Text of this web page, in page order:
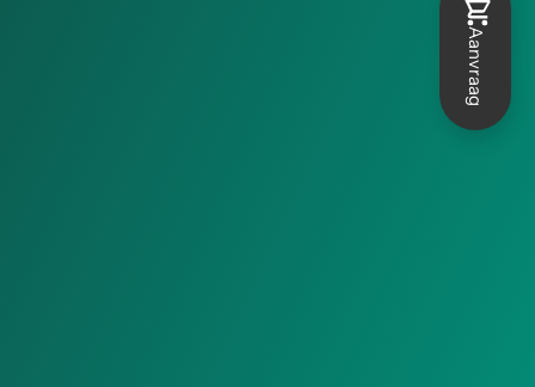
Aanvraag